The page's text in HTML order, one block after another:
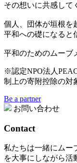
その想いに共感して
個人、団体が垣根を
平和への礎になると
平和のためのムーブ
※認定NPO法人
制上の寄附控除の対
Be a partner
お問い合わせ
Contact
私たちは一緒にムー
を大事にしながら活